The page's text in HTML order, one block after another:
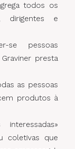
todos os
dirigentes e
se pessoas
presta
as pessoas
produtos à
coletivas que